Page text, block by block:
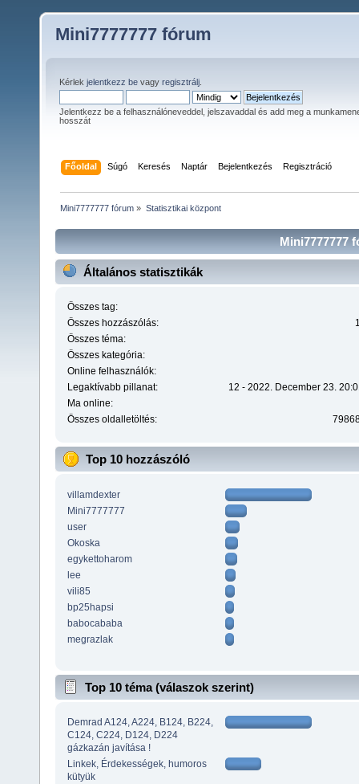
Mini7777777 fórum
Kérlek jelentkezz be vagy regisztrálj
Jelentkezz be a felhasználóneveddel, jelszavaddal és add meg a
hosszát
Főoldal Súgó Keresés Naptár Bejelentkezés Regisztráció
Mini7777777 fórum » Statisztikai központ
Mini7777777
Általános statisztikák
Összes tag:
Összes hozzászólás:
Összes téma:
Összes kategória:
Online felhasználók:
Legaktívabb pillanat:
12 - 2022. December 23.
Ma online:
Összes oldalletöltés:
Top 10 hozzászóló
villamdexter
Mini7777777
user
Okoska
egykettoharom
lee
vili85
bp25hapsi
babocababa
megrazlak
Top 10 téma (válaszok szerint)
Demrad A124, A224, B124, B224,
C124, C224, D124, D224
gázkazán javítása !
Linkek, Érdekességek, humoros
kütyük